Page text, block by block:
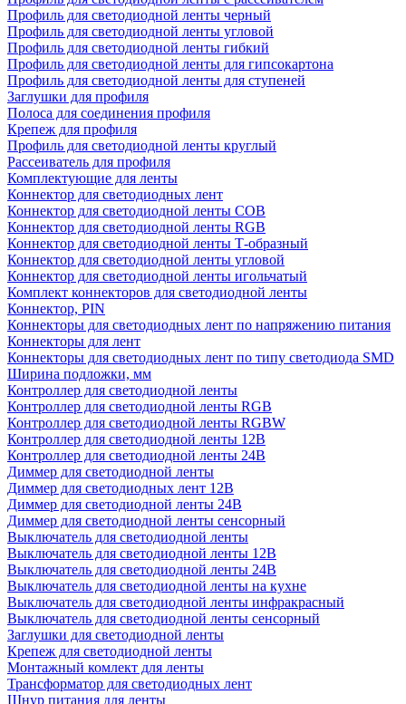
Профиль для светодиодной ленты черный
Профиль для светодиодной ленты угловой
Профиль для светодиодной ленты гибкий
Профиль для светодиодной ленты для гипсокартона
Профиль для светодиодной ленты для ступеней
Заглушки для профиля
Полоса для соединения профиля
Крепеж для профиля
Профиль для светодиодной ленты круглый
Рассеиватель для профиля
Комплектующие для ленты
Коннектор для светодиодных лент
Коннектор для светодиодной ленты COB
Коннектор для светодиодной ленты RGB
Коннектор для светодиодной ленты Т-образный
Коннектор для светодиодной ленты угловой
Коннектор для светодиодной ленты игольчатый
Комплект коннекторов для светодиодной ленты
Коннектор, PIN
Коннекторы для светодиодных лент по напряжению питания
Коннекторы для лент
Коннекторы для светодиодных лент по типу светодиода SMD
Ширина подложки, мм
Контроллер для светодиодной ленты
Контроллер для светодиодной ленты RGB
Контроллер для светодиодной ленты RGBW
Контроллер для светодиодной ленты 12В
Контроллер для светодиодной ленты 24В
Диммер для светодиодной ленты
Диммер для светодиодных лент 12В
Диммер для светодиодной ленты 24В
Диммер для светодиодной ленты сенсорный
Выключатель для светодиодной ленты
Выключатель для светодиодной ленты 12В
Выключатель для светодиодной ленты 24В
Выключатель для светодиодной ленты на кухне
Выключатель для светодиодной ленты инфракрасный
Выключатель для светодиодной ленты сенсорный
Заглушки для светодиодной ленты
Крепеж для светодиодной ленты
Монтажный комлект для ленты
Трансформатор для светодиодных лент
Шнур питания для ленты